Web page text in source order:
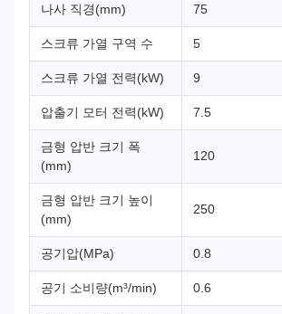
나사 직경(mm) 75
스크류 가열 구역 수 5
스크류 가열 전력(kW) 9
압출기 모터 전력(kW) 7.5
금형 압반 크기 폭
(mm)
120
금형 압반 크기 높이
(mm)
250
공기압(MPa) 0.8
공기 소비량(m³/min) 0.6